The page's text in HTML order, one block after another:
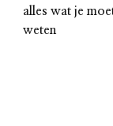
alles wat je
weten